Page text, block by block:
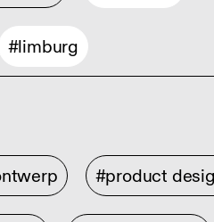
#limburg
#product